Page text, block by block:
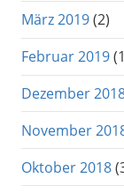
März 2019(2)
Februar 2019
Dezember
November
Oktober 2018